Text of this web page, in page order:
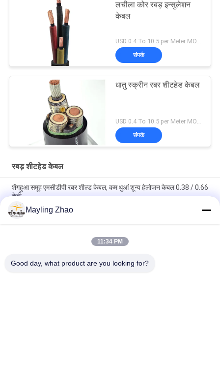
लचीला कोर रबड़ इन्सुलेशन
केबल
USD 0.4 To 10.5 per Meter MOQ:1000 मी
संपर्क
धातु स्क्रीन रबर शीटहेड केबल
संपर्क
रबड़ शीटहेड केबल
शेंगहुआ समूह एमसीडीपी रबर शील्ड केबल, कम धुआं शून्य हेलोजन केबल 0.38 / 0.66
केवी
शंघाई शेंघुआ ग्रुप केबल मेटैलिक स्क्रीनड रबर शीथेड केबल 0.66 / 1.14 केवी सीई
केईएमए प्रमाणन
शेंगहुआ पावर केबल धातु की स्क्रीन रबर शीट केबल 0.66 / 1.14 केवी सीई केएमए
Mayling Zhao
11:34 PM
Good day, what product are you looking for?